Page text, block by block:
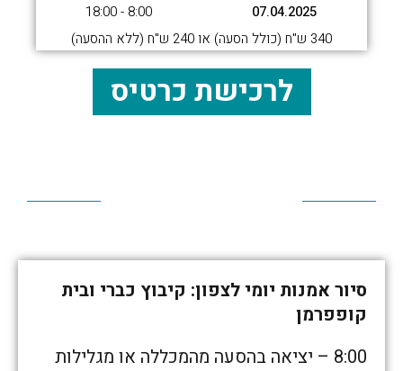
07.04.2025
8:00 - 18:00
340 ש"ח (כולל הסעה) או 240 ש"ח (ללא ההסעה)
לרכישת כרטיס
סיור אמנות יומי לצפון: קיבוץ כברי ובית
קופפרמן
8:00 – יציאה בהסעה מהמכללה או מגלילות